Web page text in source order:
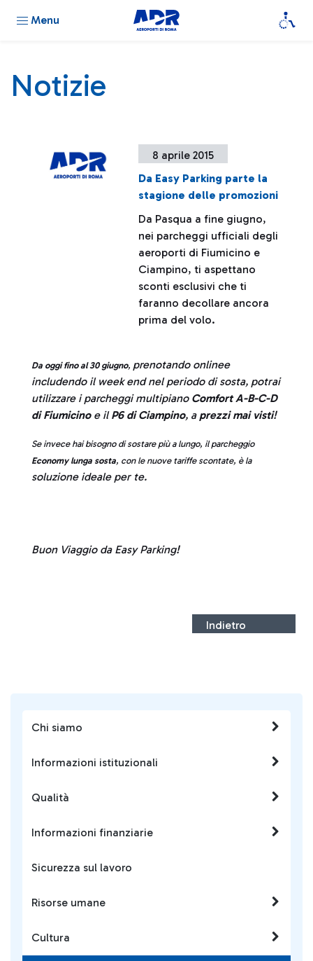
Menu
Chi siamo
Informazioni istituzionali
Qualità
Informazioni finanziarie
Sicurezza sul lavoro
Risorse umane
Cultura
Notizie
8 aprile 2015
Da Easy Parking parte la
stagione delle promozioni
Da Pasqua a fine giugno,
nei parcheggi ufficiali degli
aeroporti di Fiumicino e
Ciampino, ti aspettano
sconti esclusivi che ti
faranno decollare ancora
prima del volo.
Da oggi fino al 30 giugno, prenotando onlinee
includendo il week end nel periodo di sosta, potrai
utilizzare i parcheggi multipiano Comfort A-B-C-D
di Fiumicinoe ilP6 di Ciampino, a prezzi mai visti!
Se invece hai bisogno di sostare più a lungo, il parcheggio
Economy lunga sosta, con le nuove tariffe scontate, è la
soluzione ideale per te.
Buon Viaggio da Easy Parking!
Indietro